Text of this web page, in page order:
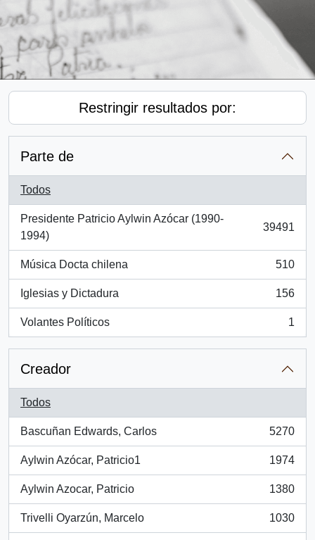
Restringir resultados por:
Parte de
Todos
Presidente Patricio Aylwin Azócar (1990-
1994)
, 39491 resultados
39491
Música Docta chilena
, 510 resultados
510
Iglesias y Dictadura
, 156 resultados
156
Volantes Políticos
, 1 resultados
1
Creador
Todos
Bascuñan Edwards, Carlos
, 5270 resultados
5270
Aylwin Azócar, Patricio1
, 1974 resultados
1974
Aylwin Azocar, Patricio
, 1380 resultados
1380
Trivelli Oyarzún, Marcelo
, 1030 resultados
1030